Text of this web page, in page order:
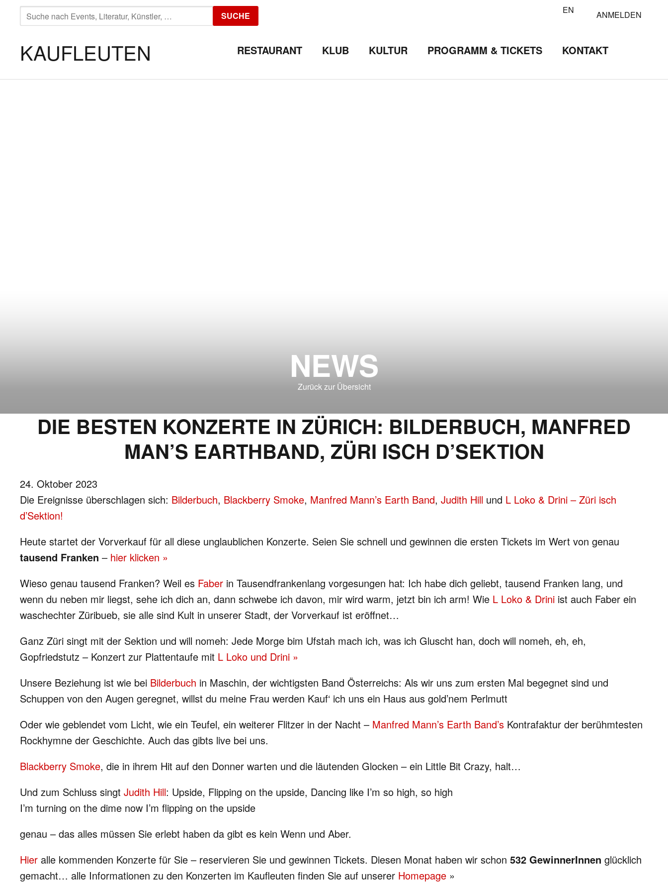
SUCHE
NACH:
SUCHE EN ANMELDEN
KAUFLEUTEN RESTAURANT KLUB KULTUR PROGRAMM & TICKETS KONTAKT
NEWS
Zurück zur Übersicht
DIE BESTEN KONZERTE IN ZÜRICH: BILDERBUCH, MANFRED
MAN’S EARTHBAND, ZÜRI ISCH D’SEKTION
24. Oktober 2023
Die Ereignisse überschlagen sich: Bilderbuch, Blackberry Smoke, Manfred Mann’s Earth Band, Judith Hill und L Loko & Drini – Züri isch
d’Sektion!
Heute startet der Vorverkauf für all diese unglaublichen Konzerte. Seien Sie schnell und gewinnen die ersten Tickets im Wert von genau
tausend Franken – hier klicken »
Wieso genau tausend Franken? Weil es Faber in Tausendfrankenlang vorgesungen hat: Ich habe dich geliebt, tausend Franken lang, und
wenn du neben mir liegst, sehe ich dich an, dann schwebe ich davon, mir wird warm, jetzt bin ich arm! Wie L Loko & Drini ist auch Faber ein
waschechter Züribueb, sie alle sind Kult in unserer Stadt, der Vorverkauf ist eröffnet…
Ganz Züri singt mit der Sektion und will nomeh: Jede Morge bim Ufstah mach ich, was ich Gluscht han, doch will nomeh, eh, eh,
Gopfriedstutz – Konzert zur Plattentaufe mit L Loko und Drini »
Unsere Beziehung ist wie bei Bilderbuch in Maschin, der wichtigsten Band Österreichs: Als wir uns zum ersten Mal begegnet sind und
Schuppen von den Augen geregnet, willst du meine Frau werden Kauf‘ ich uns ein Haus aus gold’nem Perlmutt
Oder wie geblendet vom Licht, wie ein Teufel, ein weiterer Flitzer in der Nacht – Manfred Mann’s Earth Band’s Kontrafaktur der berühmtesten
Rockhymne der Geschichte. Auch das gibts live bei uns.
Blackberry Smoke, die in ihrem Hit auf den Donner warten und die läutenden Glocken – ein Little Bit Crazy, halt…
Und zum Schluss singt Judith Hill: Upside, Flipping on the upside, Dancing like I’m so high, so high
I’m turning on the dime now I’m flipping on the upside
genau – das alles müssen Sie erlebt haben da gibt es kein Wenn und Aber.
Hier alle kommenden Konzerte für Sie – reservieren Sie und gewinnen Tickets. Diesen Monat haben wir schon 532 GewinnerInnen glücklich
gemacht… alle Informationen zu den Konzerten im Kaufleuten finden Sie auf unserer Homepage »